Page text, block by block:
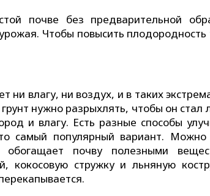
почве без предварительной
Чтобы повысить плодородность
ни влагу, ни воздух, и в таких
нужно разрыхлять, чтобы он стал
и влагу. Есть разные способы
самый популярный вариант. Можно
почву полезными
кокосовую стружку и льняную